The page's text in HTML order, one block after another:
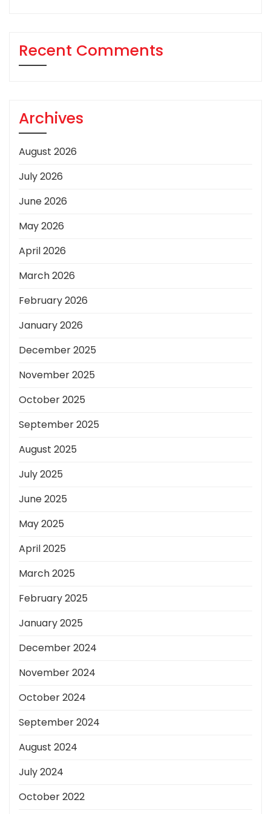
Recent Comments
Archives
August 2026
July 2026
June 2026
May 2026
April 2026
March 2026
February 2026
January 2026
December 2025
November 2025
October 2025
September 2025
August 2025
July 2025
June 2025
May 2025
April 2025
March 2025
February 2025
January 2025
December 2024
November 2024
October 2024
September 2024
August 2024
July 2024
October 2022